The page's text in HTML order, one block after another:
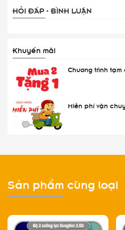
HỎI ĐÁP - BÌNH LUẬN
Khuyến mãi
Chương trình tạm
Miễn phí vận
Sản phẩm cùng loại